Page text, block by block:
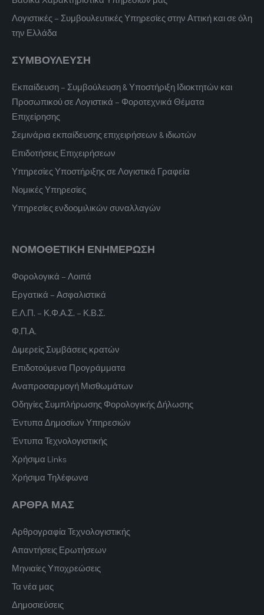
Λογιστικές – Συμβουλευτικές Υπηρεσίες στην Αττική και σε όλη
την Ελλάδα
ΣΥΜΒΟΥΛΕΥΣΗ
Εκπαίδευση – Συμβούλευση & Υποστήριξη Ιδιοκτητών και
Προσωπικού σε Λογιστικά – Φοροτεχνικά Θέματα
Επιχείρησης
Σεμινάρια εκπαίδευσης επιχειρήσεων & ιδιωτών
Επιδοτήσεις Επιχειρήσεων
Υπηρεσίες Υποστήριξης σε Λογιστικά Γραφεία
Νομικές Υπηρεσίες
Υπηρεσίες ενδοομιλικών συναλλαγών
ΝΟΜΟΘΕΤΙΚΗ ΕΝΗΜΕΡΩΣΗ
Φορολογικά – Λοιπά
Εργατικά – Ασφαλιστικά
Ε.Λ.Π. – Κ.Φ.Α.Σ. – Κ.Β.Σ.
Φ.Π.Α.
Διμερείς Συμβάσεις κρατών
Επιδοτούμενα Προγράμματα
Αναπροσαρμογή Μισθωμάτων
Οδηγίες Συμπλήρωσης Φορολογικής Δήλωσης
Έντυπα Δημοσίων Υπηρεσιών
Έντυπα Τεχνολογιστικής
Χρήσιμα Links
Χρήσιμα Τηλέφωνα
ΑΡΘΡΑ ΜΑΣ
Αρθρογραφία Τεχνολογιστικής
Απαντήσεις Ερωτήσεων
Μηνιαίες Υποχρεώσεις
Τα νέα μας
Δημοσιεύσεις